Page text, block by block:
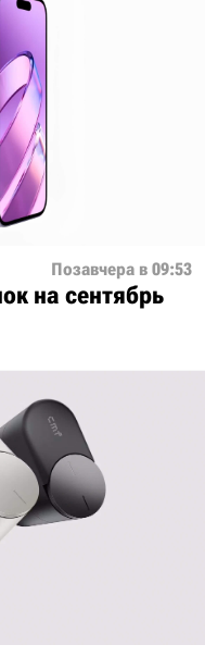
Позавчера в 09:53
на сентябрь